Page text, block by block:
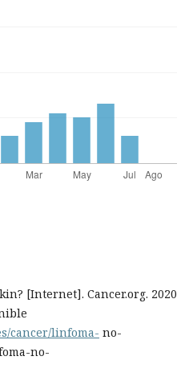
[Internet]. Cancer.org. 2020
cancer/linfoma- no-
no-